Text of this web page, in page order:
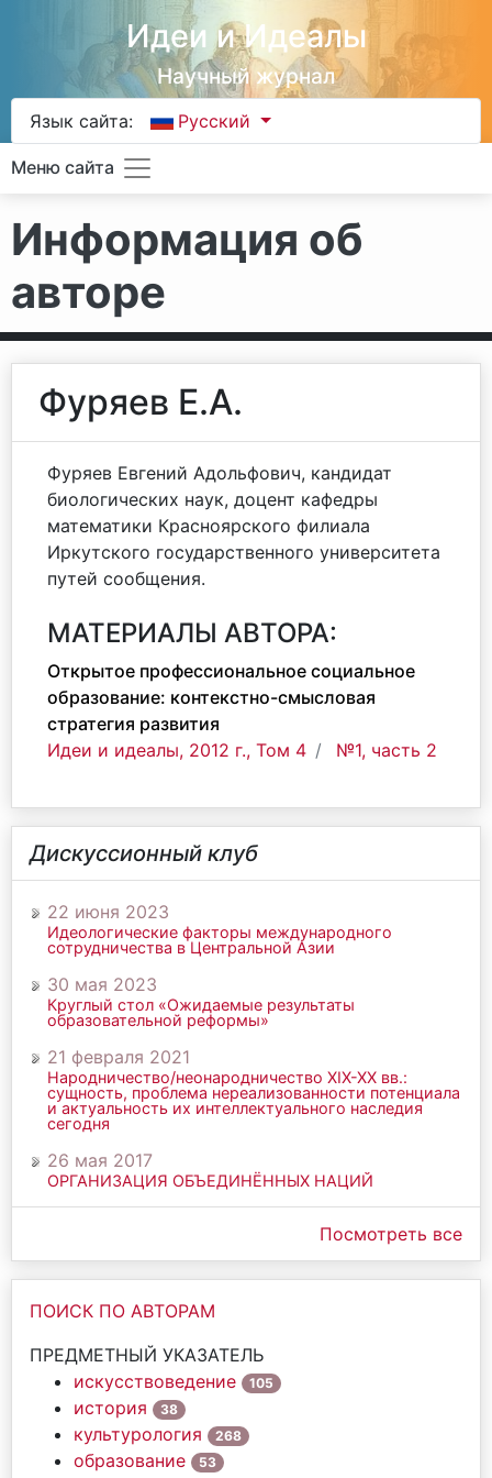
Идеи и Идеалы
Научный журнал
Язык сайта: Русский
Меню сайта
Информация об
авторе
Фуряев Е.А.
Фуряев Евгений Адольфович, кандидат
биологических наук, доцент кафедры
математики Красноярского филиала
Иркутского государственного университета
путей сообщения.
МАТЕРИАЛЫ АВТОРА:
Открытое профессиональное социальное
образование: контекстно-смысловая
стратегия развития
Идеи и идеалы, 2012 г., Том 4
№1, часть 2
Дискуссионный клуб
22 июня 2023
Идеологические факторы международного
сотрудничества в Центральной Азии
30 мая 2023
Круглый стол «Ожидаемые результаты
образовательной реформы»
21 февраля 2021
Народничество/неонародничество ХIХ-ХХ вв.:
сущность, проблема нереализованности потенциала
и актуальность их интеллектуального наследия
сегодня
26 мая 2017
ОРГАНИЗАЦИЯ ОБЪЕДИНЁННЫХ НАЦИЙ
Посмотреть все
ПОИСК ПО АВТОРАМ
ПРЕДМЕТНЫЙ УКАЗАТЕЛЬ
искусствоведение
105
история 38
культурология 268
образование 53